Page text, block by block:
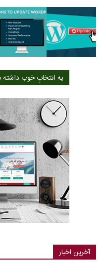
یه انتخابِ خوب
آخرین اخبار